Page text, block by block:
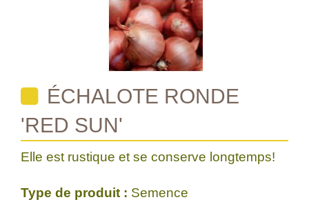
ÉCHALOTE RONDE
'RED SUN'
Elle est rustique et se conserve longtemps!
Type de produit : Semence